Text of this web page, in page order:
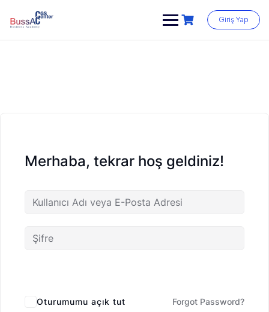
content
Giriş Yap
Merhaba, tekrar hoş geldiniz!
Oturumumu açık tut Forgot Password?